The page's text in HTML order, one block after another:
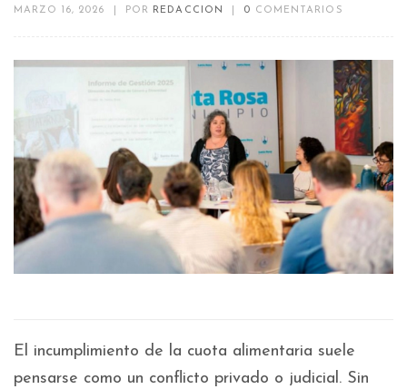
MARZO 16, 2026 POR REDACCION 0 COMENTARIOS
El incumplimiento de la cuota alimentaria suele
pensarse como un conflicto privado o judicial. Sin